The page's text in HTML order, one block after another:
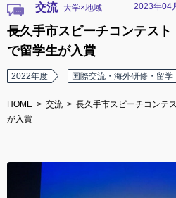
交流 2023年04
長久手市スピーチコンテスト
で留学生が入賞
2022年度 国際交流・海外研修・留学
HOME 交流
長久手市スピーチコンテ
が入賞